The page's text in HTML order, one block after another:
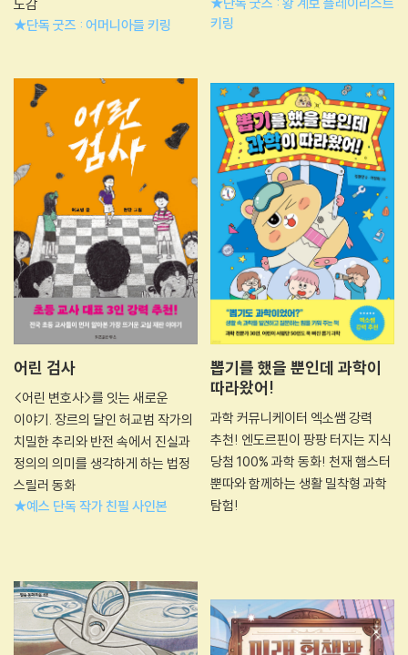
도감
★단독 굿즈 : 어머니아들 키링
키링
어린 검사
<어린 변호사>를 잇는 새로운
이야기. 장르의 달인 허교범 작가의
치밀한 추리와 반전 속에서 진실과
정의의 의미를 생각하게 하는 법정
스릴러 동화
★예스 단독 작가 친필 사인본
뽑기를 했을 뿐인데 과학이
따라왔어!
과학 커뮤니케이터 엑소쌤 강력
추천! 엔도르핀이 팡팡 터지는 지식
당첨 100% 과학 동화! 천재 햄스터
뿐따와 함께하는 생활 밀착형 과학
탐험!